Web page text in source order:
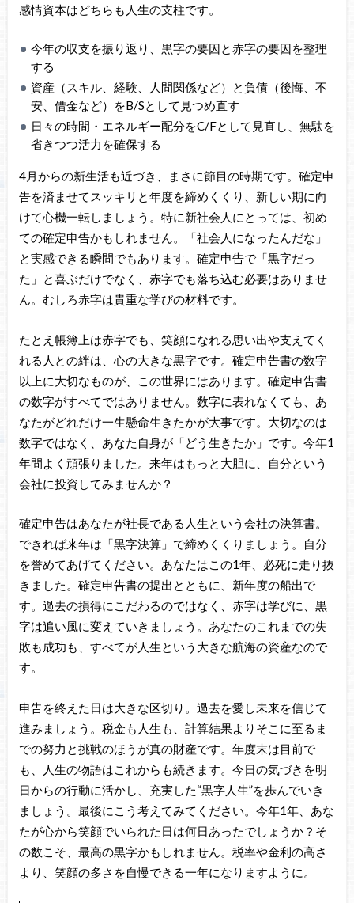
感情資本はどちらも人生の支柱です。
今年の収支を振り返り、黒字の要因と赤字の要因を整理
する
資産（スキル、経験、人間関係など）と負債（後悔、不
安、借金など）をB/Sとして見つめ直す
日々の時間・エネルギー配分をC/Fとして見直し、無駄を
省きつつ活力を確保する
4月からの新生活も近づき、まさに節目の時期です。確定申
告を済ませてスッキリと年度を締めくくり、新しい期に向
けて心機一転しましょう。特に新社会人にとっては、初め
ての確定申告かもしれません。「社会人になったんだな」
と実感できる瞬間でもあります。確定申告で「黒字だっ
た」と喜ぶだけでなく、赤字でも落ち込む必要はありませ
ん。むしろ赤字は貴重な学びの材料です。
たとえ帳簿上は赤字でも、笑顔になれる思い出や支えてく
れる人との絆は、心の大きな黒字です。確定申告書の数字
以上に大切なものが、この世界にはあります。確定申告書
の数字がすべてではありません。数字に表れなくても、あ
なたがどれだけ一生懸命生きたかが大事です。大切なのは
数字ではなく、あなた自身が「どう生きたか」です。今年1
年間よく頑張りました。来年はもっと大胆に、自分という
会社に投資してみませんか？
確定申告はあなたが社長である人生という会社の決算書。
できれば来年は「黒字決算」で締めくくりましょう。自分
を誉めてあげてください。あなたはこの1年、必死に走り抜
きました。確定申告書の提出とともに、新年度の船出で
す。過去の損得にこだわるのではなく、赤字は学びに、黒
字は追い風に変えていきましょう。あなたのこれまでの失
敗も成功も、すべてが人生という大きな航海の資産なので
す。
申告を終えた日は大きな区切り。過去を愛し未来を信じて
進みましょう。税金も人生も、計算結果よりそこに至るま
での努力と挑戦のほうが真の財産です。年度末は目前で
も、人生の物語はこれからも続きます。今日の気づきを明
日からの行動に活かし、充実した“黒字人生”を歩んでいき
ましょう。最後にこう考えてみてください。今年1年、あな
たが心から笑顔でいられた日は何日あったでしょうか？そ
の数こそ、最高の黒字かもしれません。税率や金利の高さ
より、笑顔の多さを自慢できる一年になりますように。